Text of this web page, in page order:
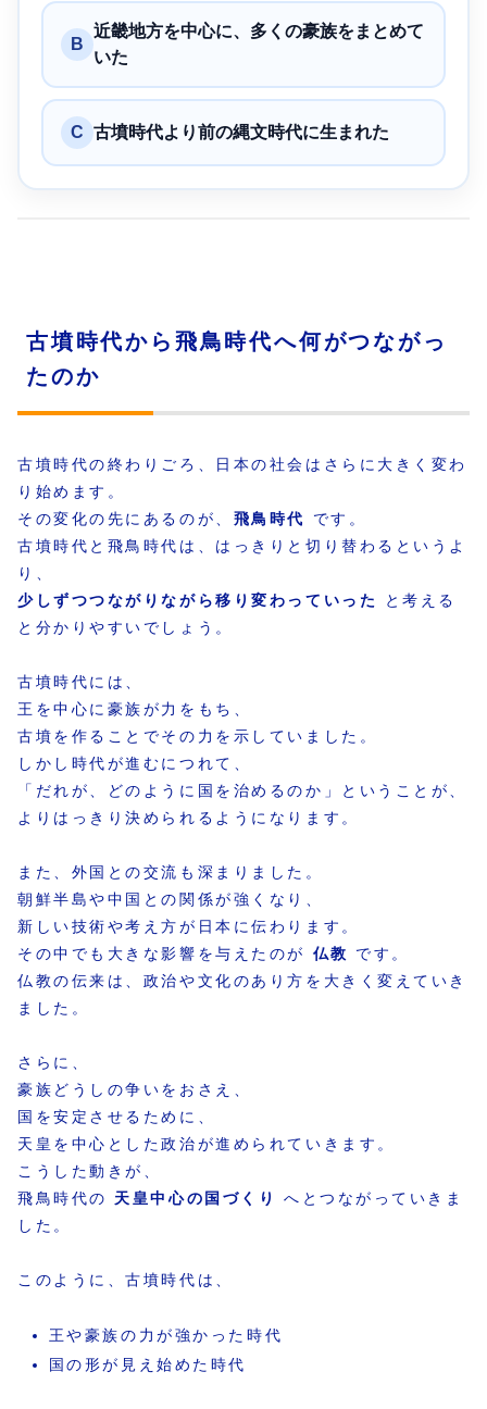
B
近畿地方を中心に、多くの豪族をまとめて
いた
C 古墳時代より前の縄文時代に生まれた
古墳時代から飛鳥時代へ何がつながっ
たのか
古墳時代の終わりごろ、日本の社会はさらに大きく変わ
り始めます。
その変化の先にあるのが、 飛鳥時代
です。
古墳時代と飛鳥時代は、はっきりと切り替わるというよ
り、
少しずつつながりながら移り変わっていった
と考える
と分かりやすいでしょう。
古墳時代には、
王を中心に豪族が力をもち、
古墳を作ることでその力を示していました。
しかし時代が進むにつれて、
「だれが、どのように国を治めるのか」ということが、
よりはっきり決められるようになります。
また、外国との交流も深まりました。
朝鮮半島や中国との関係が強くなり、
新しい技術や考え方が日本に伝わります。
その中でも大きな影響を与えたのが 仏教
です。
仏教の伝来は、政治や文化のあり方を大きく変えていき
ました。
さらに、
豪族どうしの争いをおさえ、
国を安定させるために、
天皇を中心とした政治が進められていきます。
こうした動きが、
飛鳥時代の 天皇中心の国づくり
へとつながっていきま
した。
このように、古墳時代は、
王や豪族の力が強かった時代
国の形が見え始めた時代